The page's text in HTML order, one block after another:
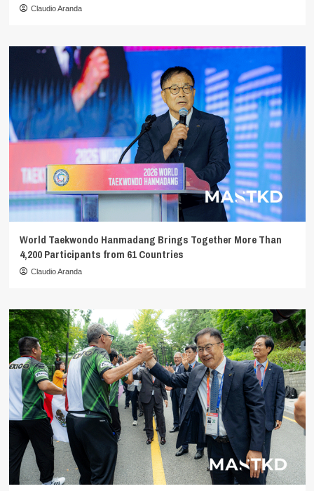
Claudio Aranda
World Taekwondo Hanmadang Brings Together More Than
4,200 Participants from 61 Countries
Claudio Aranda